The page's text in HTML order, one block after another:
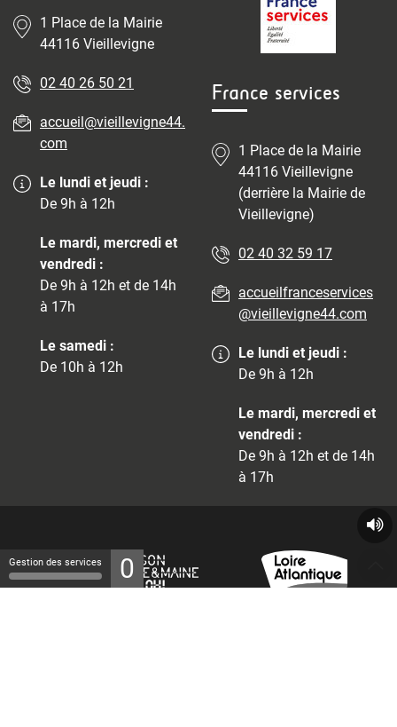
1 Place de la Mairie
44116 Vieillevigne
02 40 26 50 21
accueil@vieillevigne44.
com
Le lundi et jeudi :
De 9h à 12h
Le mardi, mercredi et
vendredi :
De 9h à 12h et de 14h
à 17h
Le samedi :
De 10h à 12h
France services
1 Place de la Mairie
44116 Vieillevigne
(derrière la Mairie de
Vieillevigne)
02 40 32 59 17
accueilfranceservices
@vieillevigne44.com
Le lundi et jeudi :
De 9h à 12h
Le mardi, mercredi et
vendredi :
De 9h à 12h et de 14h
à 17h
Gestion des services 0